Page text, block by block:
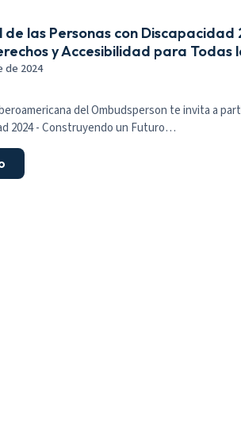
de las Personas con
y Accesibilidad para Todas
de 2024
del Ombudsperson te invita a
2024 - Construyendo un Futuro…